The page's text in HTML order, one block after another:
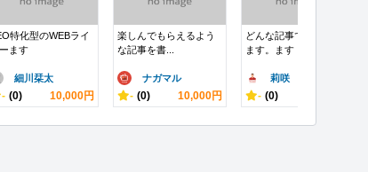
特化型のWEBライ
ます
細川栞太
- (0) 10,000円
楽しんでもらえるよう
な記事を書...
ナガマル
- (0) 10,000円
どんな記事でも作成し
ます。ます
莉咲
- (0)